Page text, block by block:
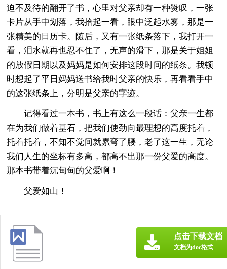
迫不及待的翻开了书，心里对父亲却有一种赞叹，一张
卡片从手中划落，我拾起一看，眼中泛起水雾，那是一
张精美的日历卡。随后，又有一张纸条落下，我打开一
看，泪水就再也忍不住了，无声的滑下，那是关于姐姐
的放假日期以及妈妈是如何安排这段时间的纸条。我顿
时想起了平日妈妈送书给我时父亲的快乐，再看看手中
的这张纸条上，分明是父亲的字迹。
记得看过一本书，书上有这么一段话：父亲一生都
在为我们做着基石，把我们使劲向最理想的高度托着，
托着托着，不知不觉间就累弯了腰，老了这一生，无论
我们人生的坐标有多高，都高不出那一份父爱的高度。
那本书带着沉甸甸的父爱啊！
父爱如山！
点击下载文档
文档为doc格式